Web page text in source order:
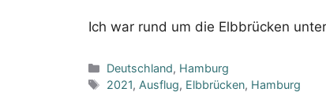
Ich war rund um die Elbbrücken
Kategorien
Deutschland, Hamburg
Schlagwörter
2021, Ausflug, Elbbrücken, Hamburg